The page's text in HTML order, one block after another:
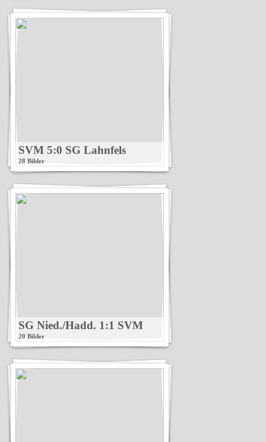
SVM 5:0 SG Lahnfels
28 Bilder
SG Nied./Hadd. 1:1 SVM
20 Bilder